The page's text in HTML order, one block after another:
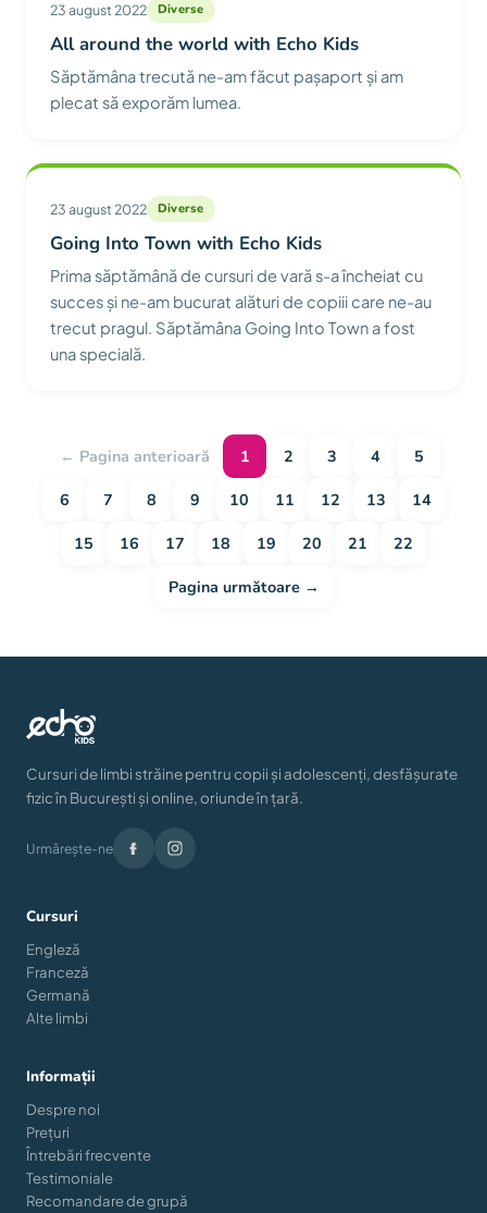
23 august 2022 Diverse
All around the world with Echo Kids
Săptămâna trecută ne-am făcut pașaport și am
plecat să exporăm lumea.
23 august 2022 Diverse
Going Into Town with Echo Kids
Prima săptămână de cursuri de vară s-a încheiat cu
succes și ne-am bucurat alături de copiii care ne-au
trecut pragul. Săptămâna Going Into Town a fost
una specială.
← Pagina anterioară 1 2 3 4
5
6
7 8 9 10 11 12 13
14
15
16 17 18 19 20 21
22
Pagina următoare →
Cursuri de limbi străine pentru copii și adolescenți, desfășurate
fizic în București și online, oriunde în țară.
Urmărește-ne
Cursuri
Engleză
Franceză
Germană
Alte limbi
Informații
Despre noi
Prețuri
Întrebări frecvente
Testimoniale
Recomandare de grupă